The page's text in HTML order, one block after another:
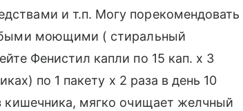
и т.п. Могу порекомендовать
моющими ( стиральный
Фенистил капли по 15 кап. х 3
по 1 пакету х 2 раза в день 10
кишечника, мягко очищает желчный